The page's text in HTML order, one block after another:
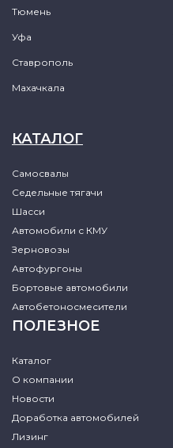
Тюмень
Уфа
Ставрополь
Махачкала
КАТАЛОГ
Самосвалы
Седельные тягачи
Шасси
Автомобили с КМУ
Зерновозы
Автофургоны
Бортовые автомобили
Автобетоносмесители
ПОЛЕЗНОЕ
Каталог
О компании
Новости
Доработка автомобилей
Лизинг